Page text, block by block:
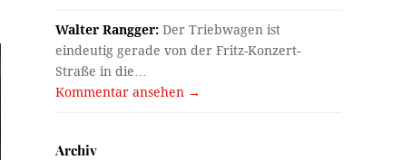
Walter Rangger: Der Triebwagen ist
eindeutig gerade von der Fritz-Konzert-
Straße in die…
Kommentar ansehen →
Archiv